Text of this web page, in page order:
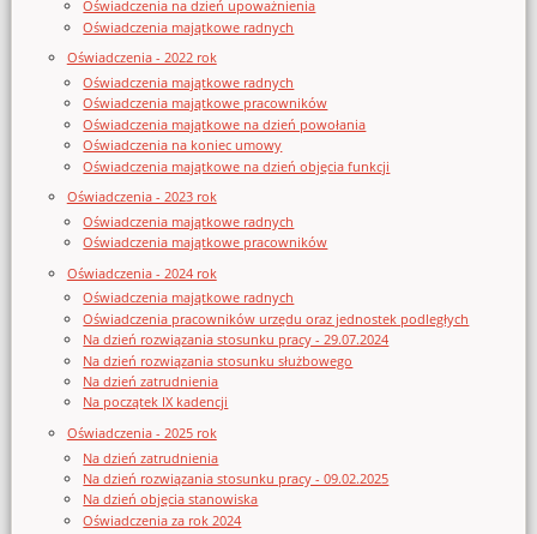
Oświadczenia na dzień upoważnienia
Oświadczenia majątkowe radnych
Oświadczenia - 2022 rok
Oświadczenia majątkowe radnych
Oświadczenia majątkowe pracowników
Oświadczenia majątkowe na dzień powołania
Oświadczenia na koniec umowy
Oświadczenia majątkowe na dzień objęcia funkcji
Oświadczenia - 2023 rok
Oświadczenia majątkowe radnych
Oświadczenia majątkowe pracowników
Oświadczenia - 2024 rok
Oświadczenia majątkowe radnych
Oświadczenia pracowników urzędu oraz jednostek podległych
Na dzień rozwiązania stosunku pracy - 29.07.2024
Na dzień rozwiązania stosunku służbowego
Na dzień zatrudnienia
Na początek IX kadencji
Oświadczenia - 2025 rok
Na dzień zatrudnienia
Na dzień rozwiązania stosunku pracy - 09.02.2025
Na dzień objęcia stanowiska
Oświadczenia za rok 2024